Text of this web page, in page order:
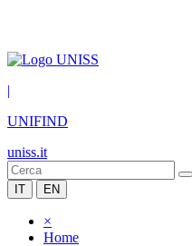
|
UNIFIND
uniss.it
IT EN
×
Home